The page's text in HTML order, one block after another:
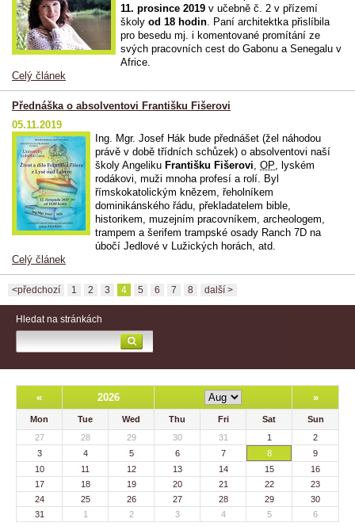
11. prosince 2019 v učebně č. 2 v přízemí
školyod 18 hodin. Paní architektka přislíbila
pro besedu mj. i komentované promítání ze
svých pracovních cest do Gabonu a Senegalu v
Africe.
Celý článek
Přednáška o absolventovi Františku Fišerovi
05.11.2019
Ing. Mgr. Josef Hák bude přednášet (žel náhodou
právě v době třídních schůzek) o absolventovi naší
školy AngelikuFrantišku Fišerovi ,OP , lyském
rodákovi, muži mnoha profesí a rolí. Byl
římskokatolickým knězem, řeholníkem
dominikánského řádu, překladatelem bible,
historikem, muzejním pracovníkem, archeologem,
trampem a šerifem trampské osady Ranch 7D na
úbočí Jedlové v Lužických horách, atd.
Celý článek
<předchozí 1 2 3 4 5 6 7 8 další >
Hledat na stránkách
« 2026 »
Mon Tue Wed Thu Fri Sat
Sun
27
28 29 30 31 1
2
3
4 5 6 7 8
9
10
11 12 13 14 15
16
17
18 19 20 21 22
23
24
25 26 27 28 29
30
31
1 2 3 4 5 6